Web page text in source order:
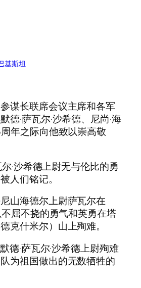
基斯坦
谋长联席会议主席和各军
德·萨瓦尔·沙希德、尼尚·海
年之际向他致以崇高敬
·沙希德上尉无与伦比的勇
人们铭记。
山海德尔上尉萨瓦尔在
屈不挠的勇气和英勇在塔
克什米尔）山上殉难。
德·萨瓦尔·沙希德上尉殉难
为祖国做出的无数牺牲的